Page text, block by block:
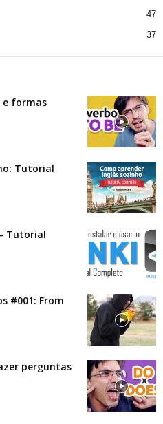
47
37
e formas
Tutorial
Tutorial
#001: From
perguntas